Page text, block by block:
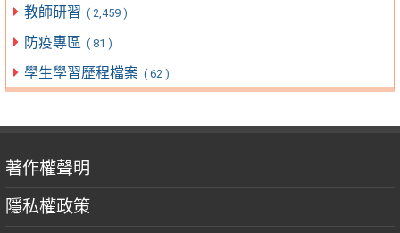
教師研習 ( 2,459 )
防疫專區 ( 81 )
學生學習歷程檔案 ( 62 )
著作權聲明
隱私權政策